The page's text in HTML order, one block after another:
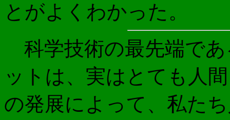
とがよくわかった。
科学技術の最先端で
ットは、実はとても人
の発展によって、私た